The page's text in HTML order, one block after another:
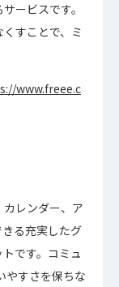
ービスです。
すことで、ミ
www.freee.c
レンダー、ア
る充実したグ
です。コミュ
やすさを保ちな